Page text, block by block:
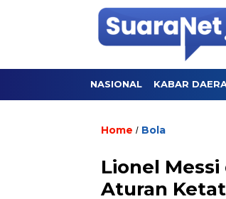
NASIONAL KABAR
Home / Bola
Lionel
Aturan